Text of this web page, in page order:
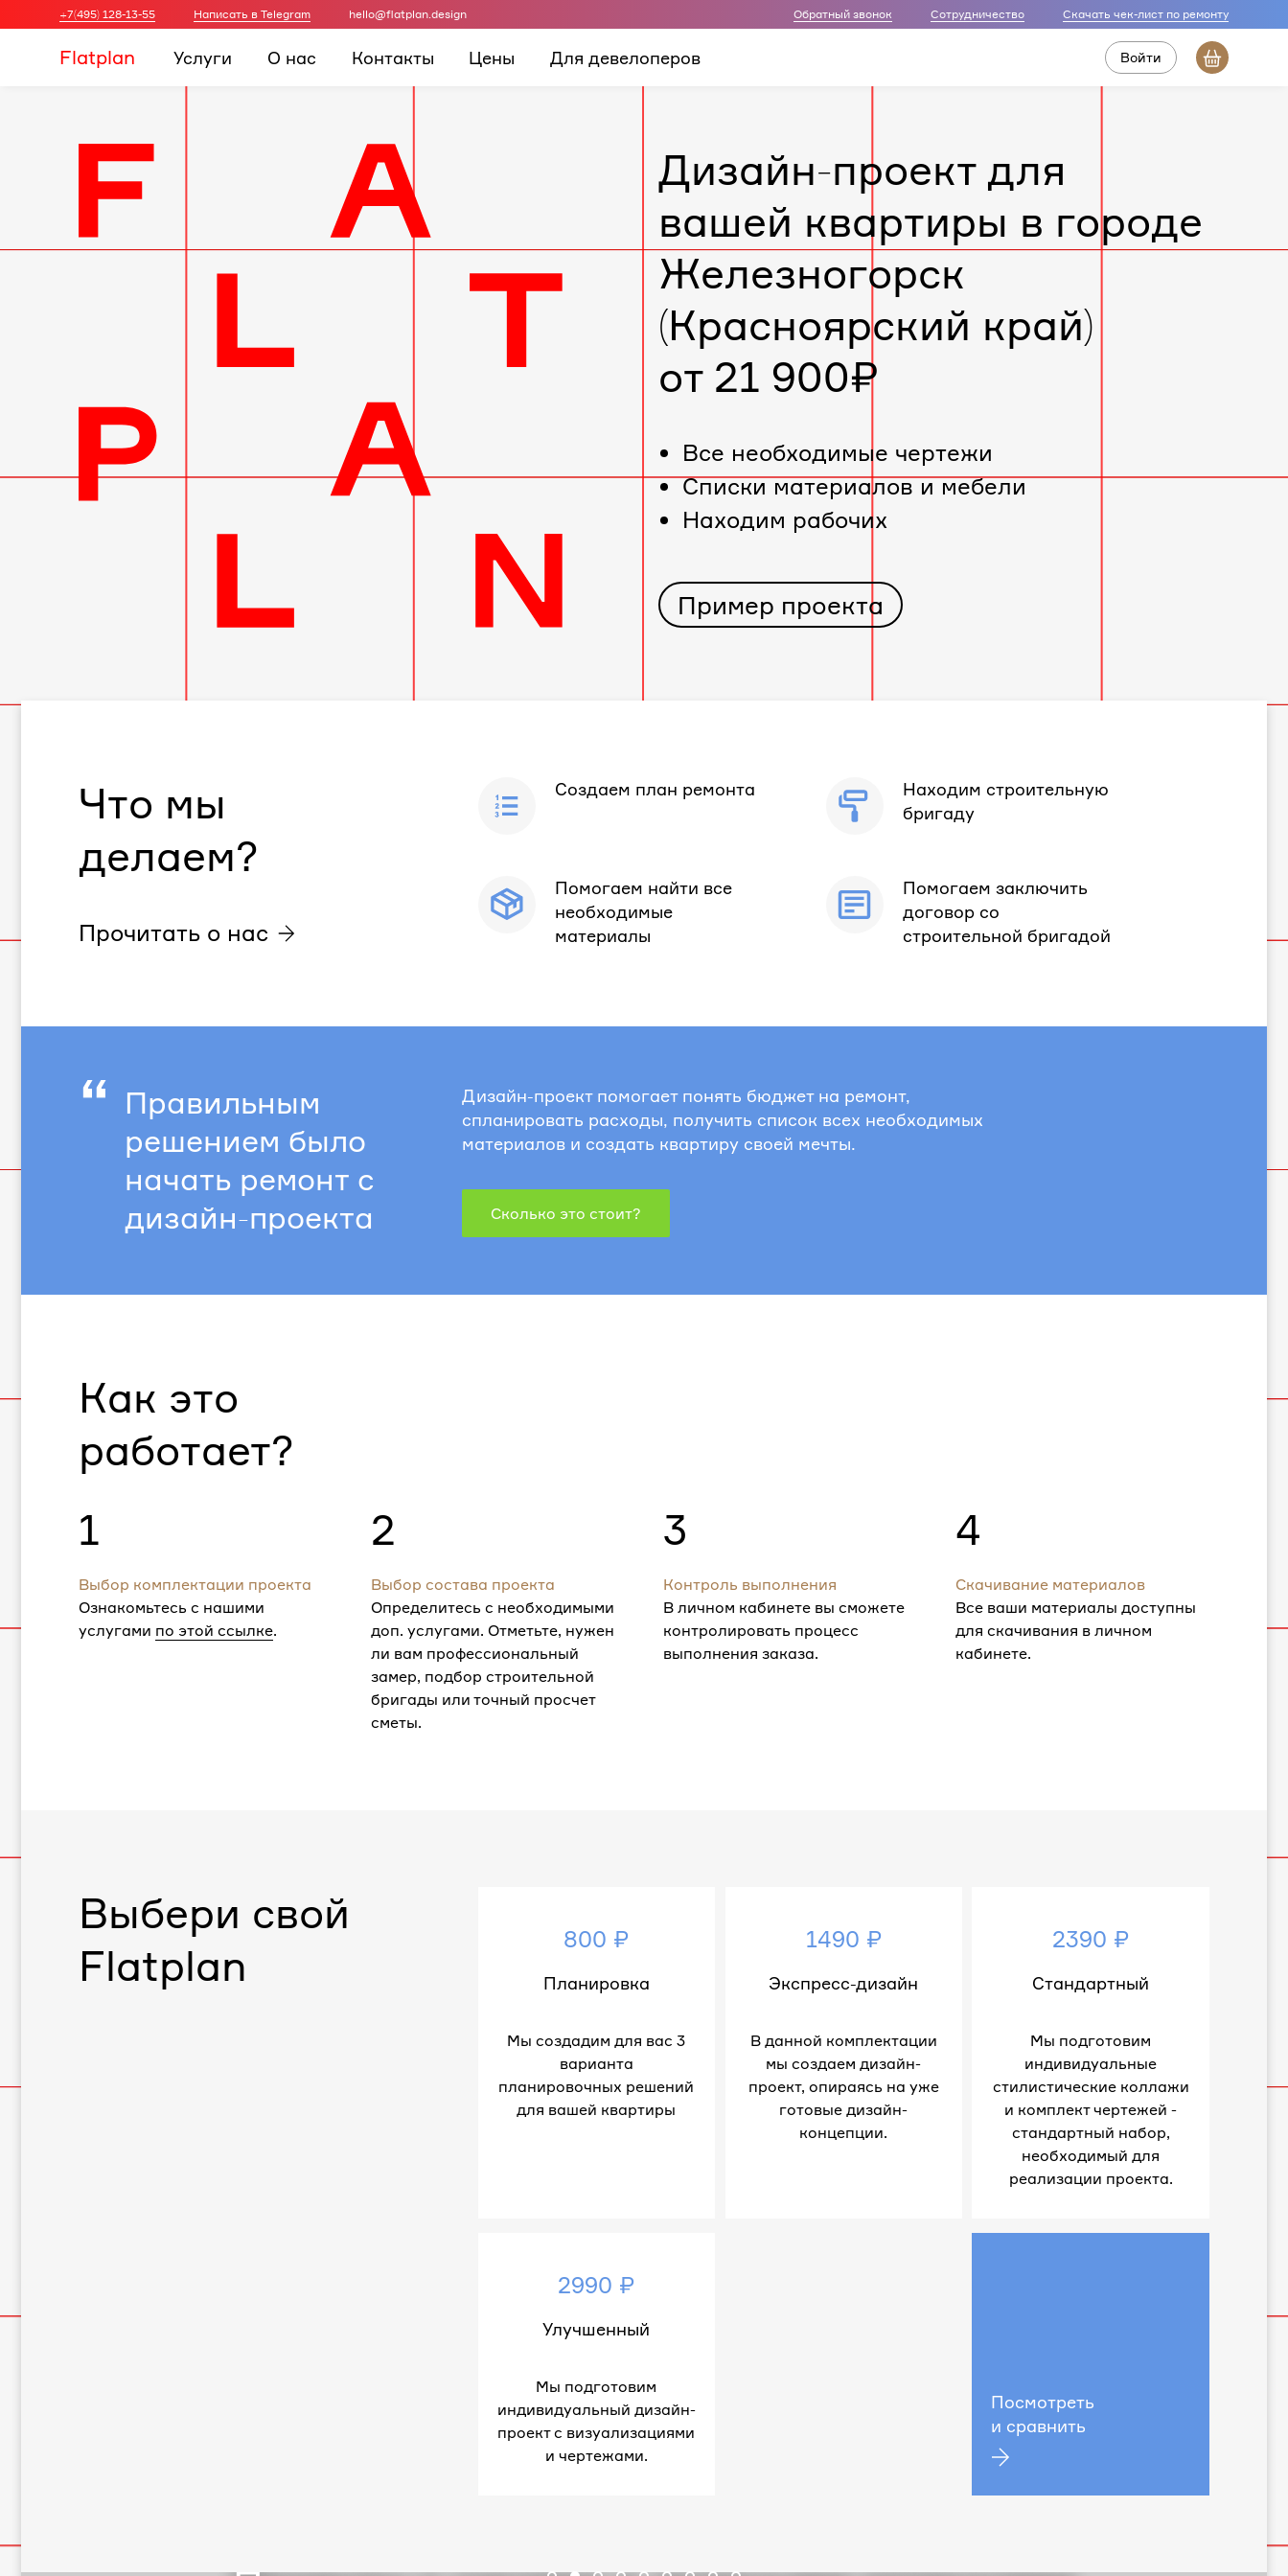
+7(495) 128-13-55 Написать в Telegram hello@flatplan.design Обратный звонок Сотрудничество Скачать чек-лист по ремонту
Flatplan Услуги О нас Контакты Цены Для девелоперов Войти
Дизайн-проект для
вашей квартиры в городе
Железногорск
(Красноярский край)
от 21 900₽
Все необходимые чертежи
Cписки материалов и мебели
Находим рабочих
Пример проекта
Что мы
делаем?
Прочитать о нас
Создаем план ремонта
Находим строительную
бригаду
Помогаем найти все
необходимые
материалы
Помогаем заключить
договор со
строительной бригадой
“ Правильным
решением было
начать ремонт с
дизайн-проекта
Дизайн-проект помогает понять бюджет на ремонт,
спланировать расходы, получить список всех необходимых
материалов и создать квартиру своей мечты.
Сколько это стоит?
Как это
работает?
1
Выбор комплектации проекта
Ознакомьтесь с нашими
услугами по этой ссылке.
2
Выбор состава проекта
Определитесь с необходимыми
доп. услугами. Отметьте, нужен
ли вам профессиональный
замер, подбор строительной
бригады или точный просчет
сметы.
3
Контроль выполнения
В личном кабинете вы сможете
контролировать процесс
выполнения заказа.
4
Скачивание материалов
Все ваши материалы доступны
для скачивания в личном
кабинете.
Выбери свой
Flatplan
800 ₽
Планировка
Мы создадим для вас 3
варианта
планировочных решений
для вашей квартиры
1490 ₽
Экспресс-дизайн
В данной комплектации
мы создаем дизайн-
проект, опираясь на уже
готовые дизайн-
концепции.
2390 ₽
Стандартный
Мы подготовим
индивидуальные
стилистические коллажи
и комплект чертежей -
стандартный набор,
необходимый для
реализации проекта.
2990 ₽
Улучшенный
Мы подготовим
индивидуальный дизайн-
проект с визуализациями
и чертежами.
Посмотреть
и сравнить